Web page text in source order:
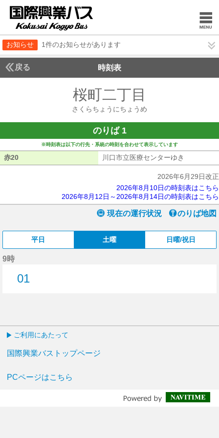
お知らせ 1件のお知らせがあります
戻る 時刻表
桜町二丁目
さくらちょうにちょうめ
のりば 1
※時刻表は以下の行先・系統の時刻を合わせて表示しています
赤20 川口市立医療センターゆき
2026年6月29日改正
2026年8月10日の時刻表はこちら
2026年8月12日～2026年8月14日の時刻表はこちら
現在の運行状況 のりば地図
平日 土曜 日曜/祝日
9時
01
ご利用にあたって
国際興業バストップページ
PCページはこちら